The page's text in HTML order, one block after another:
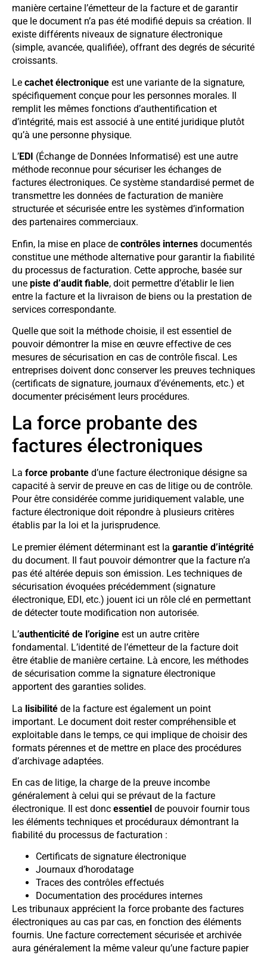
manière certaine l’émetteur de la facture et de garantir
que le document n’a pas été modifié depuis sa création. Il
existe différents niveaux de signature électronique
(simple, avancée, qualifiée), offrant des degrés de sécurité
croissants.
Le cachet électronique est une variante de la signature,
spécifiquement conçue pour les personnes morales. Il
remplit les mêmes fonctions d’authentification et
d’intégrité, mais est associé à une entité juridique plutôt
qu’à une personne physique.
L’EDI (Échange de Données Informatisé) est une autre
méthode reconnue pour sécuriser les échanges de
factures électroniques. Ce système standardisé permet de
transmettre les données de facturation de manière
structurée et sécurisée entre les systèmes d’information
des partenaires commerciaux.
Enfin, la mise en place de contrôles internes documentés
constitue une méthode alternative pour garantir la fiabilité
du processus de facturation. Cette approche, basée sur
une piste d’audit fiable, doit permettre d’établir le lien
entre la facture et la livraison de biens ou la prestation de
services correspondante.
Quelle que soit la méthode choisie, il est essentiel de
pouvoir démontrer la mise en œuvre effective de ces
mesures de sécurisation en cas de contrôle fiscal. Les
entreprises doivent donc conserver les preuves techniques
(certificats de signature, journaux d’événements, etc.) et
documenter précisément leurs procédures.
La force probante des
factures électroniques
La force probante d’une facture électronique désigne sa
capacité à servir de preuve en cas de litige ou de contrôle.
Pour être considérée comme juridiquement valable, une
facture électronique doit répondre à plusieurs critères
établis par la loi et la jurisprudence.
Le premier élément déterminant est la garantie d’intégrité
du document. Il faut pouvoir démontrer que la facture n’a
pas été altérée depuis son émission. Les techniques de
sécurisation évoquées précédemment (signature
électronique, EDI, etc.) jouent ici un rôle clé en permettant
de détecter toute modification non autorisée.
L’authenticité de l’origine est un autre critère
fondamental. L’identité de l’émetteur de la facture doit
être établie de manière certaine. Là encore, les méthodes
de sécurisation comme la signature électronique
apportent des garanties solides.
La lisibilité de la facture est également un point
important. Le document doit rester compréhensible et
exploitable dans le temps, ce qui implique de choisir des
formats pérennes et de mettre en place des procédures
d’archivage adaptées.
En cas de litige, la charge de la preuve incombe
généralement à celui qui se prévaut de la facture
électronique. Il est donc essentiel de pouvoir fournir tous
les éléments techniques et procéduraux démontrant la
fiabilité du processus de facturation :
Certificats de signature électronique
Journaux d’horodatage
Traces des contrôles effectués
Documentation des procédures internes
Les tribunaux apprécient la force probante des factures
électroniques au cas par cas, en fonction des éléments
fournis. Une facture correctement sécurisée et archivée
aura généralement la même valeur qu’une facture papier